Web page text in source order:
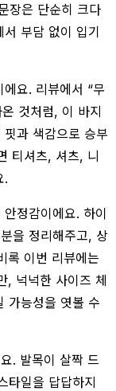
장은 단순히 크다
부담 없이 입기
요. 리뷰에서 “무
것처럼, 이 바지
과 색감으로 승부
티셔츠, 셔츠, 니
.
정감이에요. 하이
을 정리해주고, 상
록 이번 리뷰에는
, 넉넉한 사이즈 체
가능성을 엿볼 수
. 발목이 살짝 드
타일을 답답하지